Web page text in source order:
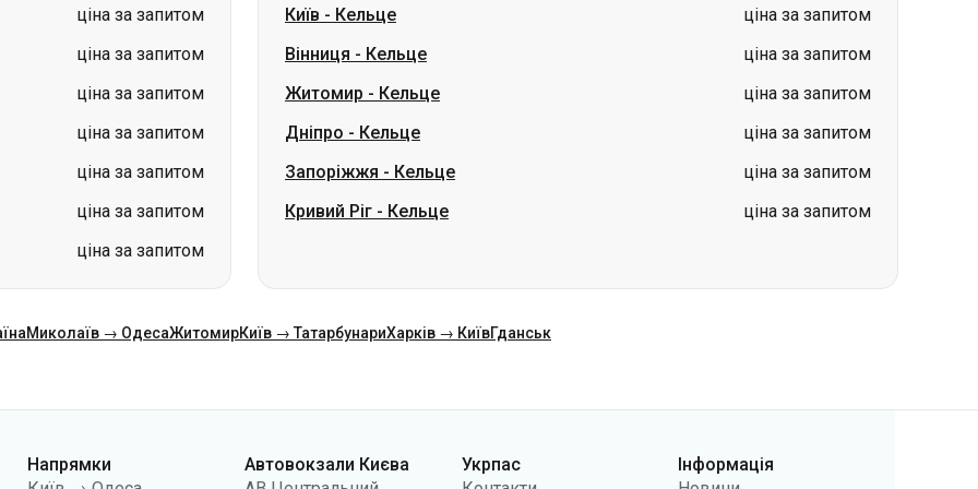
ціна за запитом
ціна за запитом
ціна за запитом
ціна за запитом
Дніпро-Кельце
ціна за запитом
Запоріжжя-Кельце
ціна за запитом
Кривий Ріг-Кельце ціна за запитом
Миколаїв → ОдесаЖитомир Київ → ТатарбунариХарків → Київ
Варшава → Дніпро
Дніпро → Одеса
АС Південна
АС Дарниця
Політики
конфіденційності
Повернення квитків
Карта сайту